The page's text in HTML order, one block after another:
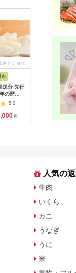
さとチョイ
市
送分 先行
の歴
イファー
梨」幸
きづき
5.0
円
出典：ANAの
北海道 津別町
㈱山上木工 ト
（１枚板） |
天然木 ナラ
パン キッチ
おしゃれ オ
人気の
牛肉
いくら
カニ
うなぎ
うに
米